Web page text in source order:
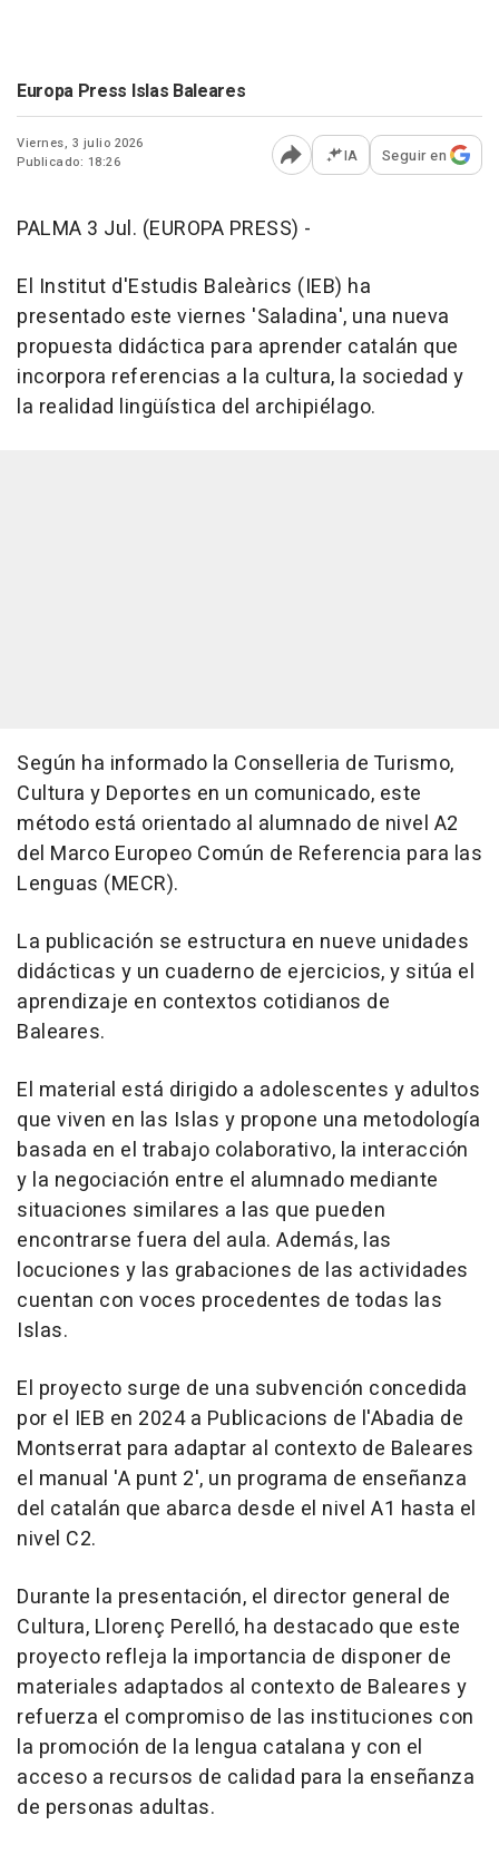
Europa Press Islas Baleares
Viernes, 3 julio 2026
Publicado: 18:26
Abrir opciones para
IA Seguir en
PALMA 3 Jul. (EUROPA PRESS) -
El Institut d'Estudis Baleàrics (IEB) ha
presentado este viernes 'Saladina', una nueva
propuesta didáctica para aprender catalán que
incorpora referencias a la cultura, la sociedad y
la realidad lingüística del archipiélago.
Según ha informado la Conselleria de Turismo,
Cultura y Deportes en un comunicado, este
método está orientado al alumnado de nivel A2
del Marco Europeo Común de Referencia para las
Lenguas (MECR).
La publicación se estructura en nueve unidades
didácticas y un cuaderno de ejercicios, y sitúa el
aprendizaje en contextos cotidianos de
Baleares.
El material está dirigido a adolescentes y adultos
que viven en las Islas y propone una metodología
basada en el trabajo colaborativo, la interacción
y la negociación entre el alumnado mediante
situaciones similares a las que pueden
encontrarse fuera del aula. Además, las
locuciones y las grabaciones de las actividades
cuentan con voces procedentes de todas las
Islas.
El proyecto surge de una subvención concedida
por el IEB en 2024 a Publicacions de l'Abadia de
Montserrat para adaptar al contexto de Baleares
el manual 'A punt 2', un programa de enseñanza
del catalán que abarca desde el nivel A1 hasta el
nivel C2.
Durante la presentación, el director general de
Cultura, Llorenç Perelló, ha destacado que este
proyecto refleja la importancia de disponer de
materiales adaptados al contexto de Baleares y
refuerza el compromiso de las instituciones con
la promoción de la lengua catalana y con el
acceso a recursos de calidad para la enseñanza
de personas adultas.